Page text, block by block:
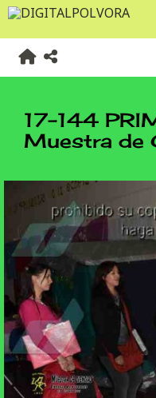
17-144
Muestra de